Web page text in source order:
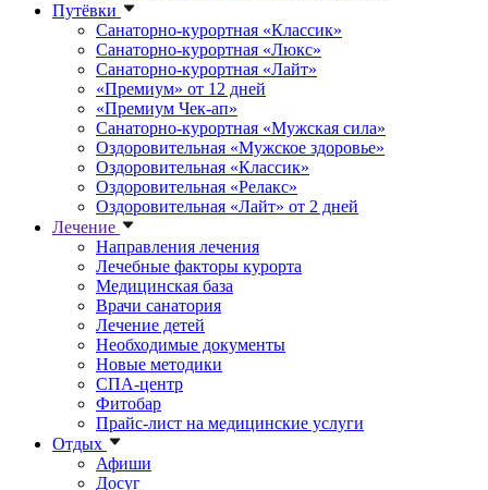
Путёвки
Санаторно-курортная «Классик»
Санаторно-курортная «Люкс»
Санаторно-курортная «Лайт»
«Премиум» от 12 дней
«Премиум Чек-ап»
Санаторно-курортная «Мужская сила»
Оздоровительная «Мужское здоровье»
Оздоровительная «Классик»
Оздоровительная «Релакс»
Оздоровительная «Лайт» от 2 дней
Лечение
Направления лечения
Лечебные факторы курорта
Медицинская база
Врачи санатория
Лечение детей
Необходимые документы
Новые методики
СПА-центр
Фитобар
Прайс-лист на медицинские услуги
Отдых
Афиши
Досуг